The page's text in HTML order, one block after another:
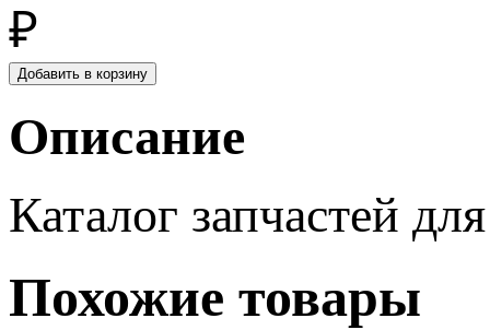
₽
Описание
Каталог запчастей
Похожие товары